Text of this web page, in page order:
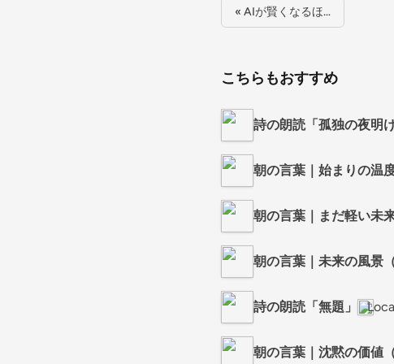
« AIが賢くなるほ…
こちらもおすすめ
詩の朗読「孤独の夜明け
朝の言葉｜始まりの温
朝の言葉｜まだ軽い未
朝の言葉｜未来の風景
詩の朗読「無題」
朝の言葉｜沈黙の価値